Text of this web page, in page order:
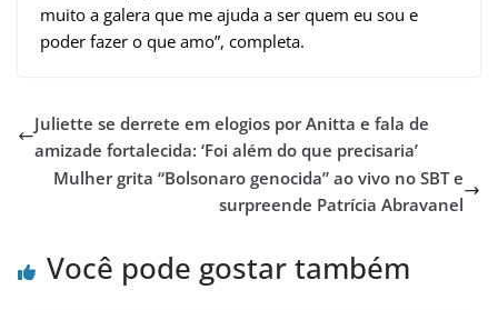
muito a galera que me ajuda a ser quem eu sou e
poder fazer o que amo”, completa.
Juliette se derrete em elogios por Anitta e fala de
amizade fortalecida: ‘Foi além do que precisaria’
Mulher grita “Bolsonaro genocida” ao vivo no SBT e
surpreende Patrícia Abravanel
Você pode gostar também